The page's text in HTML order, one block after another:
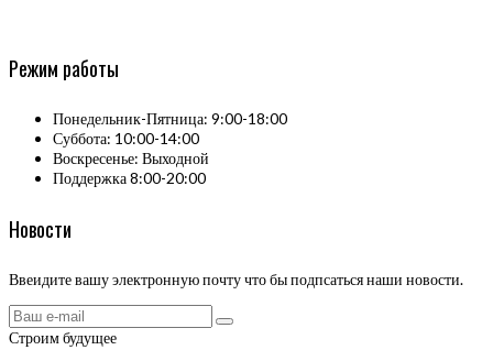
Режим работы
Понедельник-Пятница: 9:00-18:00
Суббота: 10:00-14:00
Воскресенье: Выходной
Поддержка 8:00-20:00
Новости
Ввеидите вашу электронную почту что бы подпсаться наши новости.
Строим будущее